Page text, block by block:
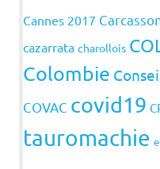
Cannes 2017
cazarrata charollois
Colombie
COVAC covid19
tauromachie